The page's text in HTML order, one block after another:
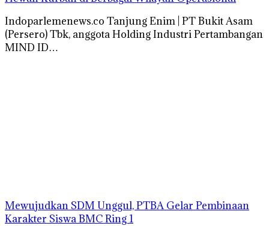
Indoparlemenews.co Tanjung Enim | PT Bukit Asam
(Persero) Tbk, anggota Holding Industri Pertambangan
MIND ID…
Mewujudkan SDM Unggul, PTBA Gelar Pembinaan
Karakter Siswa BMC Ring 1